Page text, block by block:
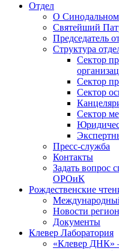
Отдел
О
Святейший
Председатель
Структура
Сектор
Сектор
Сектор
Сектор
Пресс-служба
Контакты
Задать вопрос
ОРОиК
Рождественские
Новости
Документы
Клевер Лаборатория
«Клевер ДНК»